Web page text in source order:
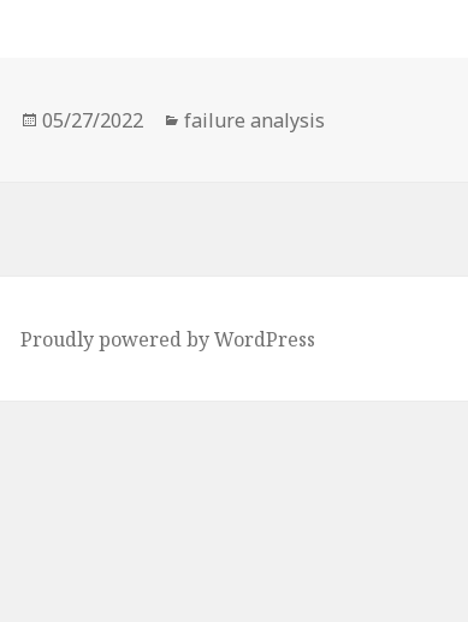
Posted
05/27/2022 Categories
failure analysis
Proudly powered by WordPress